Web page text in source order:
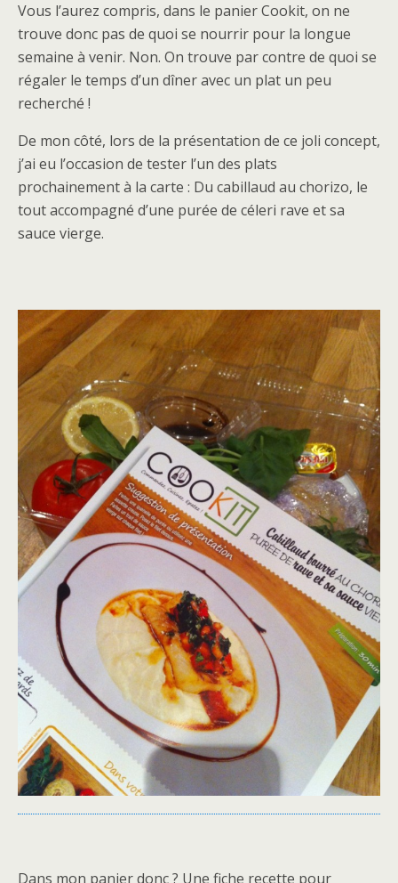
Vous l’aurez compris, dans le panier Cookit, on ne
trouve donc pas de quoi se nourrir pour la longue
semaine à venir. Non. On trouve par contre de quoi se
régaler le temps d’un dîner avec un plat un peu
recherché !
De mon côté, lors de la présentation de ce joli concept,
j’ai eu l’occasion de tester l’un des plats
prochainement à la carte : Du cabillaud au chorizo, le
tout accompagné d’une purée de céleri rave et sa
sauce vierge.
Dans mon panier donc ? Une fiche recette pour